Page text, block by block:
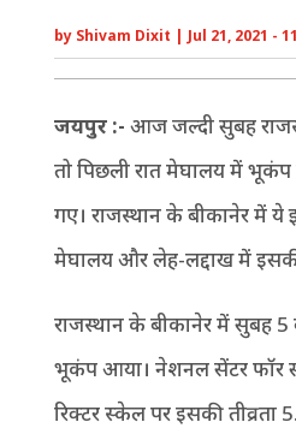
by Shivam Dixit | Jul 21, 2021 -
जयपुर :- आज जल्दी सुबह
तो पिछली रात मेघालय में
गए। राजस्थान के बीकानेर में
मेघालय और लेह-लद्दाख में इसकी
राजस्थान के बीकानेर में सुबह
भूकंप आया। नेशनल सेंटर फॉर
रिक्टर स्केल पर इसकी तीव्रता